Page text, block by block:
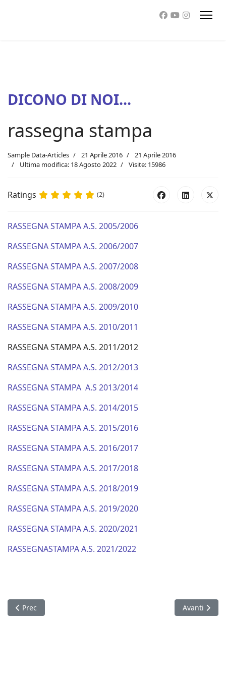
DICONO DI NOI...
rassegna stampa
Sample Data-Articles 21 Aprile 2016
21 Aprile 2016
Ultima modifica: 18 Agosto 2022
Visite: 15986
Ratings (2)
RASSEGNA STAMPA A.S. 2005/2006
RASSEGNA STAMPA A.S. 2006/2007
RASSEGNA STAMPA A.S. 2007/2008
RASSEGNA STAMPA A.S. 2008/2009
RASSEGNA STAMPA A.S. 2009/2010
RASSEGNA STAMPA A.S. 2010/2011
RASSEGNA STAMPA A.S. 2011/2012
RASSEGNA STAMPA A.S. 2012/2013
RASSEGNA STAMPA A.S 2013/2014
RASSEGNA STAMPA A.S. 2014/2015
RASSEGNA STAMPA A.S. 2015/2016
RASSEGNA STAMPA A.S. 2016/2017
RASSEGNA STAMPA A.S. 2017/2018
RASSEGNA STAMPA A.S. 2018/2019
RASSEGNA STAMPA A.S. 2019/2020
RASSEGNA STAMPA A.S. 2020/2021
RASSEGNASTAMPA A.S. 2021/2022
Articolo precedente: rasegna stampa a.s 2014/2015
Prec Articolo
Avanti